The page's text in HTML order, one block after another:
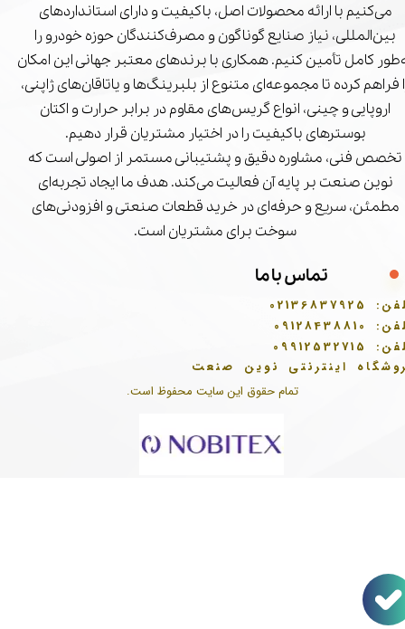
تمام حقوق این سایت محفوظ است.
می‌کنیم با ارائه محصولات اصل، باکیفیت و دارای استانداردهای
بین‌المللی، نیاز صنایع گوناگون و مصرف‌کنندگان حوزه خودرو را
کامل تأمین کنیم. همکاری با برندهای معتبر جهانی این امکان
فراهم کرده تا مجموعه‌ای متنوع از بلبرینگ‌ها و یاتاقان‌های ژاپنی،
اروپایی و چینی، انواع گریس‌های مقاوم در برابر حرارت و اکتان
بوسترهای باکیفیت را در اختیار مشتریان قرار دهیم.
تخصص فنی، مشاوره دقیق و پشتیبانی مستمر از اصولی است که
نوین صنعت بر پایه آن فعالیت می‌کند. هدف ما ایجاد تجربه‌ای
مطمئن، سریع و حرفه‌ای در خرید قطعات صنعتی و افزودنی‌های
سوخت برای مشتریان است.
تماس با ما
02136837925
09128438810
09912532715
اینترنتی نوین صنعت